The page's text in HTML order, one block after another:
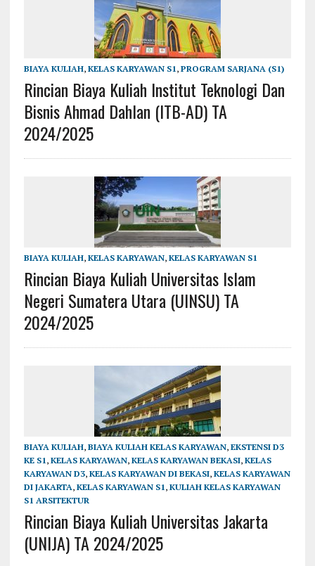
BIAYA KULIAH, KELAS KARYAWAN S1, PROGRAM SARJANA (S1)
Rincian Biaya Kuliah Institut Teknologi Dan
Bisnis Ahmad Dahlan (ITB-AD) TA
2024/2025
BIAYA KULIAH, KELAS KARYAWAN, KELAS KARYAWAN S1
Rincian Biaya Kuliah Universitas Islam
Negeri Sumatera Utara (UINSU) TA
2024/2025
BIAYA KULIAH, BIAYA KULIAH KELAS KARYAWAN, EKSTENSI D3
KE S1, KELAS KARYAWAN, KELAS KARYAWAN BEKASI, KELAS
KARYAWAN D3, KELAS KARYAWAN DI BEKASI, KELAS KARYAWAN
DI JAKARTA, KELAS KARYAWAN S1, KULIAH KELAS KARYAWAN
S1 ARSITEKTUR
Rincian Biaya Kuliah Universitas Jakarta
(UNIJA) TA 2024/2025